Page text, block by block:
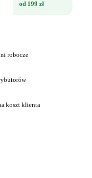
od 199 zł
robocze
koszt klienta